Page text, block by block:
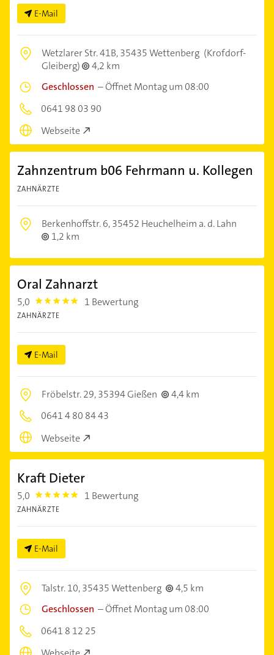
E-Mail
Wetzlarer Str. 41B,35435 Wettenberg (Krofdorf-
Gleiberg)
4,2 km
Geschlossen –Öffnet Montag um 08:00
0641 98 03 90
Webseite
Zahnzentrum b06 Fehrmann u. Kollegen
ZAHNÄRZTE
Berkenhoffstr. 6,35452 Heuchelheim a. d. Lahn
1,2 km
Oral Zahnarzt
5,0 5.0 1 Bewertung
ZAHNÄRZTE
E-Mail
Fröbelstr. 29,35394 Gießen
4,4 km
0641 4 80 84 43
Webseite
Kraft Dieter
5,0 5.0 1 Bewertung
ZAHNÄRZTE
E-Mail
Talstr. 10,35435 Wettenberg
4,5 km
Geschlossen –Öffnet Montag um 08:00
0641 8 12 25